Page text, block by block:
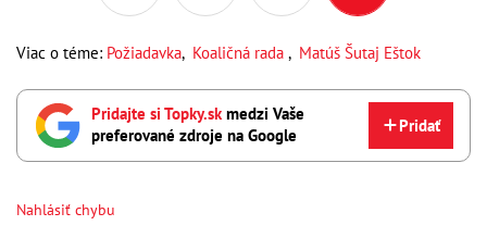
Viac o téme: Požiadavka, Koaličná rada , Matúš Šutaj Eštok
Pridajte si Topky.skmedzi Vaše
preferované zdroje na Google
Pridať
Nahlásiť chybu